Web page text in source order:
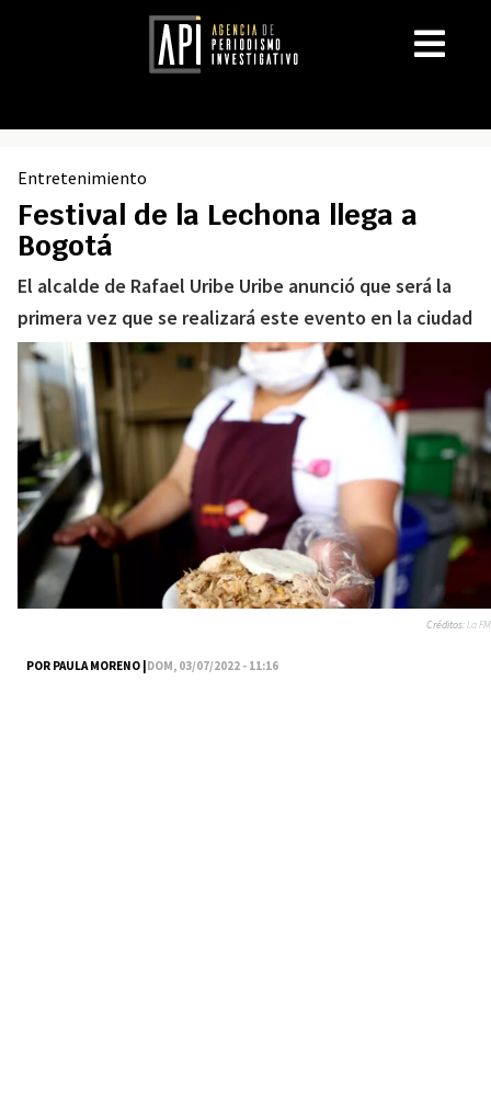
Entretenimiento
Festival de la Lechona llega a
Bogotá
El alcalde de Rafael Uribe Uribe anunció que será la
primera vez que se realizará este evento en la ciudad
POR PAULA MORENO |DOM, 03/07/2022 - 11:16
Créditos:La FM